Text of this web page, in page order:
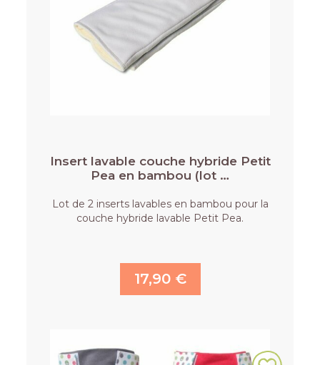
Insert lavable couche hybride Petit
Pea en bambou (lot …
Lot de 2 inserts lavables en bambou pour la
couche hybride lavable Petit Pea.
17,90 €